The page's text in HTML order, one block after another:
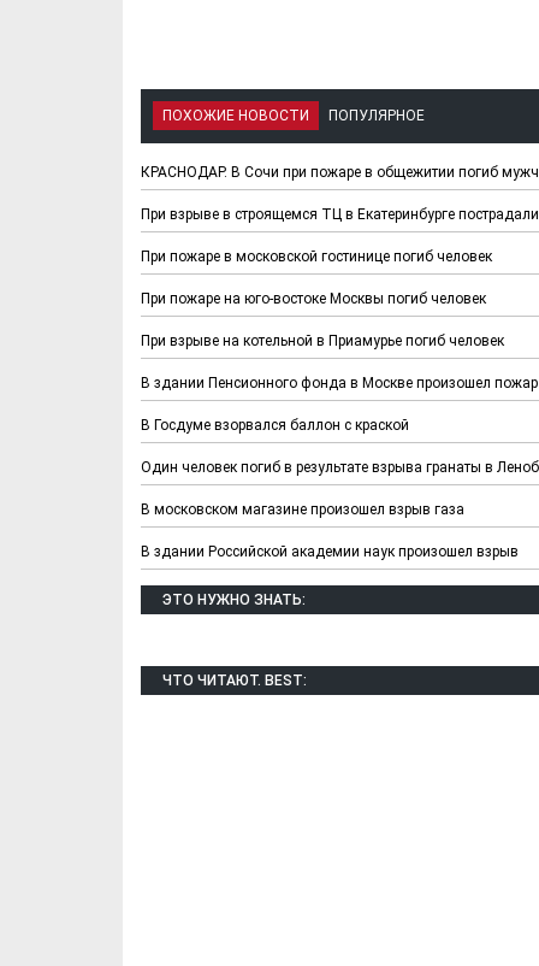
ПОХОЖИЕ НОВОСТИ ПОПУЛЯРНОЕ
КРАСНОДАР. В Сочи при пожаре в общежитии погиб
При взрыве в строящемся ТЦ в Екатеринбурге
При пожаре в московской гостинице погиб человек
При пожаре на юго-востоке Москвы погиб человек
При взрыве на котельной в Приамурье погиб человек
В здании Пенсионного фонда в Москве произошел пожар
В Госдуме взорвался баллон с краской
Один человек погиб в результате взрыва гранаты в
В московском магазине произошел взрыв газа
В здании Российской академии наук произошел взрыв
ЭТО НУЖНО ЗНАТЬ:
ЧТО ЧИТАЮТ. BEST: